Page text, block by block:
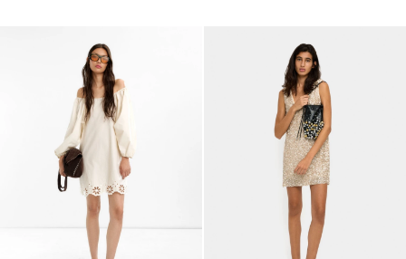
SELECCIONAR TALLE SELECCIONAR TALLE